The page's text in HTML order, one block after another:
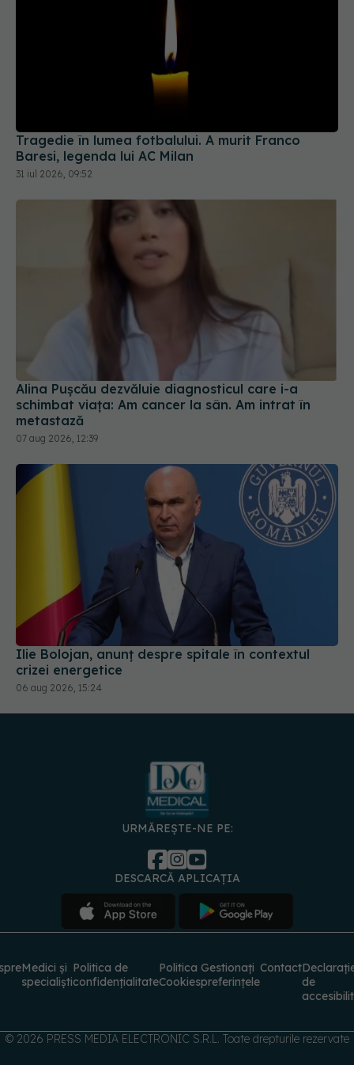
Tragedie în lumea fotbalului. A murit Franco
Baresi, legenda lui AC Milan
Alina Pușcău dezvăluie diagnosticul care i-a
schimbat viața: Am cancer la sân. Am intrat în
07 aug 2026, 12:39
Ilie Bolojan, anunț despre spitale în contextul
crizei energetice
06 aug 2026, 15:24
URMĂREȘTE-NE PE:
DESCARCĂ APLICAȚIA
Politica de
confidențialitate
Cookies
Gestionați
preferințele
Contact
© 2026 PRESS MEDIA ELECTRONIC S.R.L. Toate drepturile rezervate